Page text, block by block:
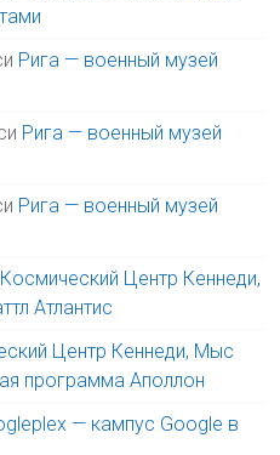
Рига — военный музей
Рига — военный музей
Рига — военный музей
Космический Центр Кеннеди,
Атлантис
Центр Кеннеди, Мыс
программа Аполлон
— кампус Google в